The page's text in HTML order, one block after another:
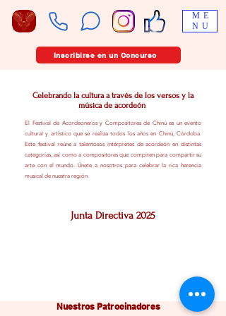
ME
NU
Inscribirse en un Concurso
Celebrando la cultura a través de los versos y la
música de acordeón
El Festival de Acordeoneros y Compositores de Chinú es un evento
cultural y artístico que se realiza todos los años en Chinú, Córdoba.
Este festival reúne a talentosos intérpretes de acordeón en distintas
categorías, así como a compositores que compiten para compartir su
arte con el mundo. Únete a nosotros para celebrar la rica herencia
musical de nuestra región.
Junta Directiva 2025
Nuestros Patrocinadores